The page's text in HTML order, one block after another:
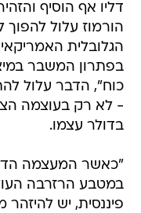
דליו אף הוסיף
הורמוז עלול
הגלובלית
בפתרון המשבר
כוח", הדבר עלול
- לא רק בעוצמה
בדולר עצמו.
"כאשר המעצמה
במטבע הרזרבה
פיננסית, יש